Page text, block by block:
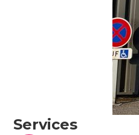
Services